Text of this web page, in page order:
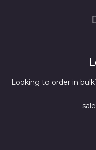
Looking to order in